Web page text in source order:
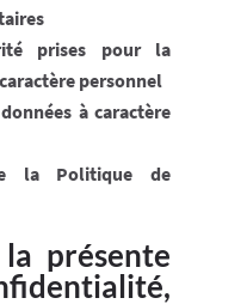
prises pour la
personnel
à caractère
la Politique de
présente